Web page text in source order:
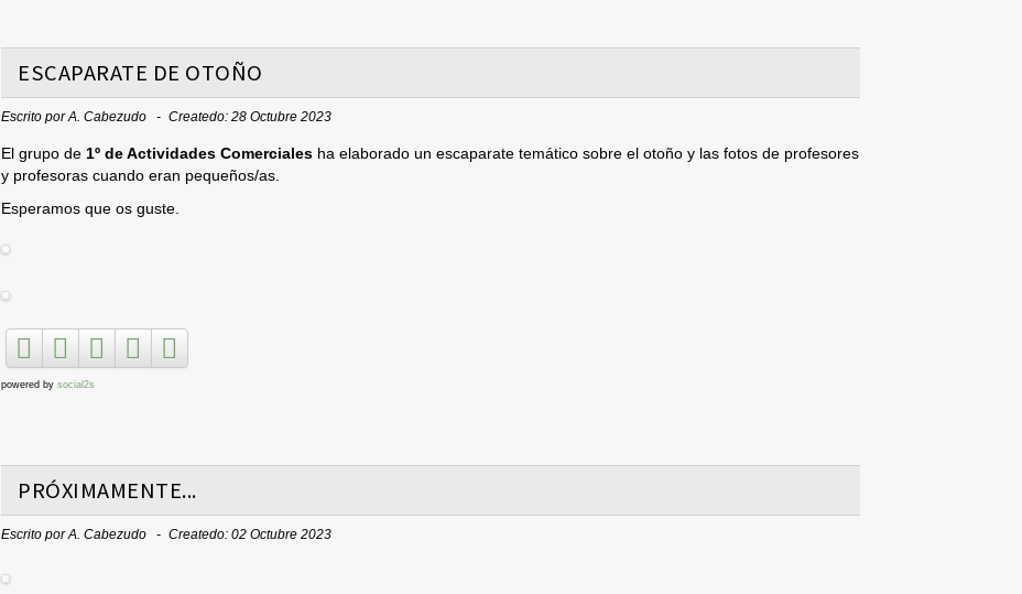
ESCAPARATE DE OTOÑO
Escrito porA. Cabezudo Createdo: 28 Octubre 2023
El grupo de 1º de Actividades Comerciales ha elaborado un escaparate temático sobre el otoño y las fotos de profesores
y profesoras cuando eran pequeños/as.
Esperamos que os guste.
powered by social2s
PRÓXIMAMENTE...
Escrito porA. Cabezudo Createdo: 02 Octubre 2023